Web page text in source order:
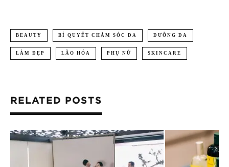
BEAUTY BÍ QUYẾT CHĂM SÓC DA DƯỠNG DA
LÀM ĐẸP LÃO HÓA PHỤ NỮ SKINCARE
RELATED POSTS